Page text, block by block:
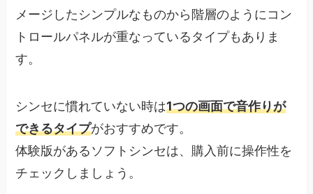
メージしたシンプルなものから階層のようにコン
トロールパネルが重なっているタイプもありま
す。
シンセに慣れていない時は1つの画面で音作りが
できるタイプがおすすめです。
体験版があるソフトシンセは、購入前に操作性を
チェックしましょう。